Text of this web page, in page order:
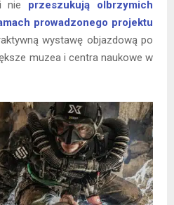
nie przeszukują olbrzymich
prowadzonego projektu
wystawę objazdową po
muzea i centra naukowe w